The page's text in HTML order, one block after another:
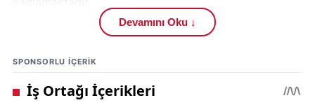
Sivasspor yönetimi, yaşanan kazayla ilgili olarak
geçmiş olsun dileklerini iletti ve sporcuların ve
ailelerinin yanında olduklarını vurguladı. Kulüp,
tedavi süreçleri hakkında kamuoyunu
Devamını Oku ↓
SPONSORLU IÇERIK